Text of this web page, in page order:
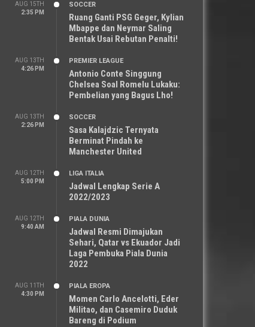
AUG 15TH
2:35 PM
SOCCER
Ruang Ganti PSG Geger, Kylian
Mbappe dan Neymar Saling
Bentak Usai Rebutan Penalti!
AUG 13TH
4:26 PM
PREMIER LEAGUE
Antonio Conte Singgung
Chelsea Soal Romelu Lukaku:
Pembelian yang Bagus Lho!
AUG 13TH
2:26 PM
SOCCER
Sasa Kalajdzic Ternyata
Berminat Pindah ke
Manchester United
AUG 12TH
5:00 PM
LIGA ITALIA
Jadwal Lengkap Serie A
2022/2023
AUG 12TH
9:40 AM
PIALA DUNIA
Jadwal Resmi Dimajukan
Sehari, Qatar vs Ekuador Jadi
Laga Pembuka Piala Dunia
2022
AUG 11TH
4:30 PM
PIALA EROPA
Momen Carlo Ancelotti, Eder
Militao, dan Casemiro Duduk
Bareng di Podium